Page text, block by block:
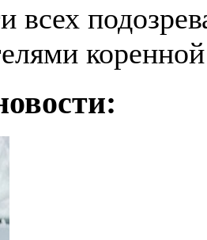
всех